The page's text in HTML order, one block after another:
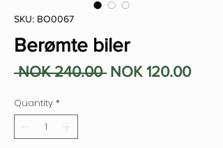
SKU: BO0067
Berømte biler
NOK 240.00 Regular
NOK 120.00Sale
Quantity *